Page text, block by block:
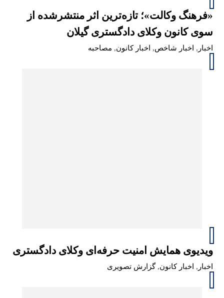
«فرهنگ وکالت»؛ تازه‌ترین اثر منتشرشده از
سوی کانون وکلای دادگستری گیلان
اخبار , اخبار شاخص, اخبار کانون, مصاحبه
ویدیوی همایش امنیت حرفه‌ای وکلای دادگستری
اخبار , اخبار کانون,گزارش تصویری